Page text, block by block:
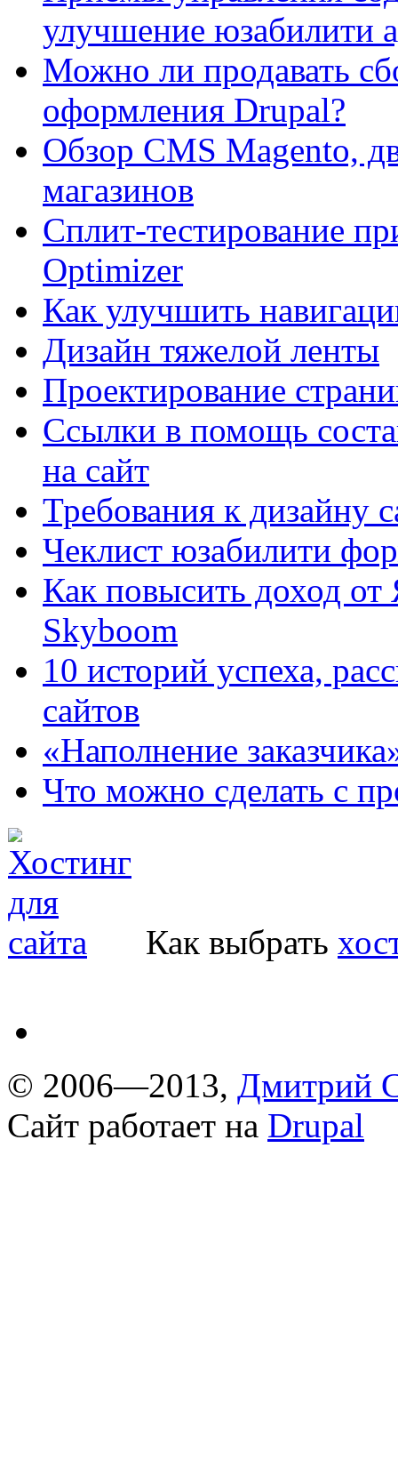
улучшение юзабилити
Можно ли продавать
оформления Drupal?
Обзор CMS Magento,
магазинов
Сплит-тестирование
Optimizer
Как улучшить
Дизайн тяжелой ленты
Проектирование
Ссылки в помощь
на сайт
Требования к дизайну
Чеклист юзабилити
Как повысить доход
Skyboom
10 историй успеха,
сайтов
«Наполнение
Что можно сделать с
Как выбрать
© 2006—2013, Дмитрий
Сайт работает на Drupal